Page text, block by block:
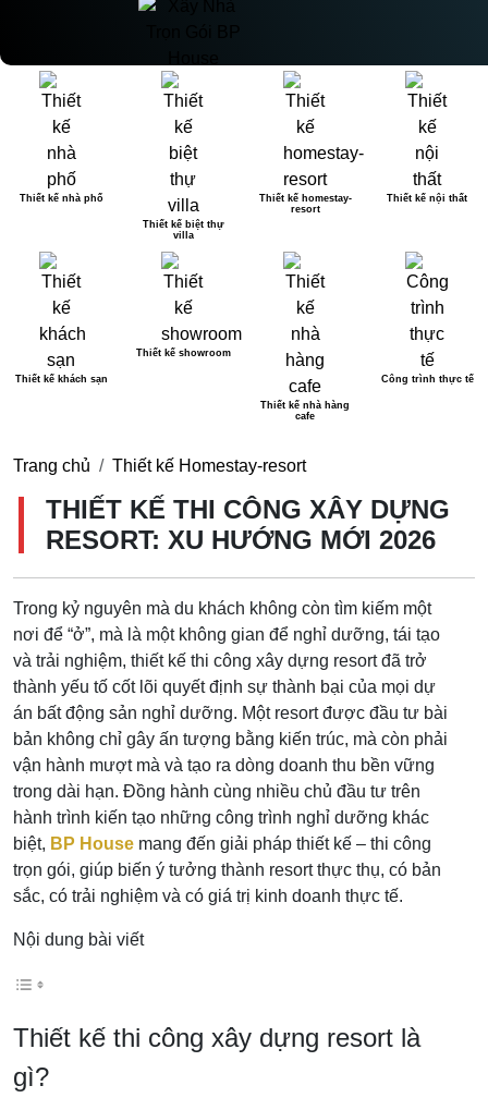
Thiết kế nhà phố
Thiết kế biệt thự
villa
Thiết kế homestay-
resort
Thiết kế nội thất
Thiết kế khách sạn
Thiết kế showroom
Thiết kế nhà hàng
cafe
Công trình thực tế
Trang chủ Thiết kế Homestay-resort
THIẾT KẾ THI CÔNG XÂY DỰNG
RESORT: XU HƯỚNG MỚI 2026
Trong kỷ nguyên mà du khách không còn tìm kiếm một
nơi để “ở”, mà là một không gian để nghỉ dưỡng, tái tạo
và trải nghiệm, thiết kế thi công xây dựng resort đã trở
thành yếu tố cốt lõi quyết định sự thành bại của mọi dự
án bất động sản nghỉ dưỡng. Một resort được đầu tư bài
bản không chỉ gây ấn tượng bằng kiến trúc, mà còn phải
vận hành mượt mà và tạo ra dòng doanh thu bền vững
trong dài hạn. Đồng hành cùng nhiều chủ đầu tư trên
hành trình kiến tạo những công trình nghỉ dưỡng khác
biệt, BP House mang đến giải pháp thiết kế – thi công
trọn gói, giúp biến ý tưởng thành resort thực thụ, có bản
sắc, có trải nghiệm và có giá trị kinh doanh thực tế.
Nội dung bài viết
Thiết kế thi công xây dựng resort là
gì?